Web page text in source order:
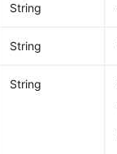
String
String
String